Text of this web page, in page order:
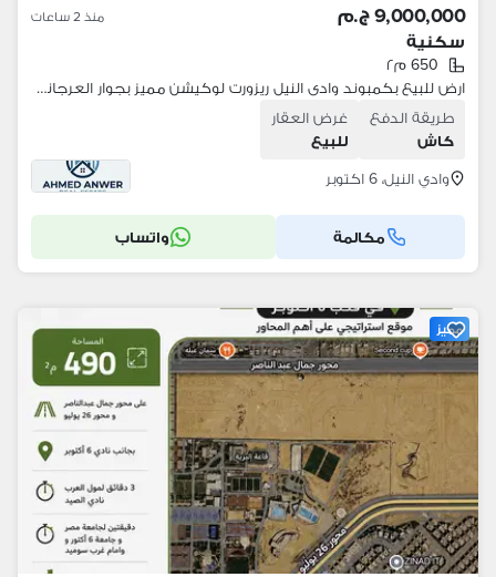
9,000,000 ج.م منذ 2 ساعات
سكنية
650 م٢
ارض للبيع بكمبوند وادى النيل ريزورت لوكيشن مميز بجوار العرجاني وصلة دهشور
طريقة الدفع
كاش
غرض العقار
للبيع
وادي النيل، 6 اكتوبر
مكالمة واتساب
مميز